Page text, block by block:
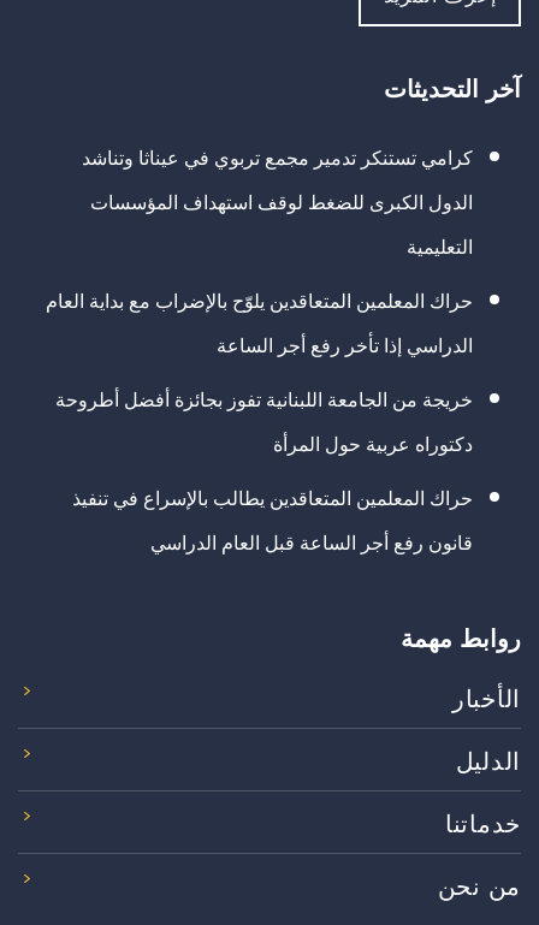
آخر التحديثات
كرامي تستنكر تدمير مجمع تربوي في عيناثا وتناشد
الدول الكبرى للضغط لوقف استهداف المؤسسات
التعليمية
حراك المعلمين المتعاقدين يلوّح بالإضراب مع بداية العام
الدراسي إذا تأخر رفع أجر الساعة
خريجة من الجامعة اللبنانية تفوز بجائزة أفضل أطروحة
دكتوراه عربية حول المرأة
حراك المعلمين المتعاقدين يطالب بالإسراع في تنفيذ
قانون رفع أجر الساعة قبل العام الدراسي
روابط مهمة
الأخبار
الدليل
خدماتنا
من نحن